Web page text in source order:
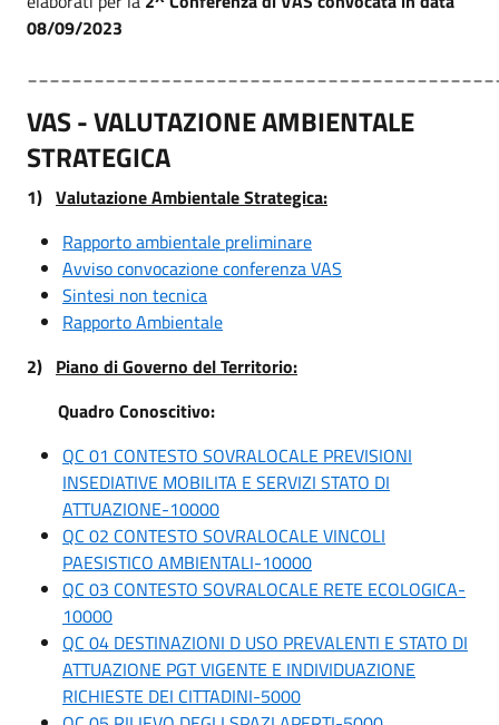
08/09/2023
VAS - VALUTAZIONE AMBIENTALE
STRATEGICA
1) Valutazione Ambientale Strategica:
Rapporto ambientale preliminare
Avviso convocazione conferenza VAS
Sintesi non tecnica
Rapporto Ambientale
2) Piano di Governo del Territorio:
Quadro Conoscitivo:
QC 01 CONTESTO SOVRALOCALE PREVISIONI
INSEDIATIVE MOBILITA E SERVIZI STATO DI
ATTUAZIONE-10000
QC 02 CONTESTO SOVRALOCALE VINCOLI
PAESISTICO AMBIENTALI-10000
QC 03 CONTESTO SOVRALOCALE RETE ECOLOGICA-
10000
QC 04 DESTINAZIONI D USO PREVALENTI E STATO DI
ATTUAZIONE PGT VIGENTE E INDIVIDUAZIONE
RICHIESTE DEI CITTADINI-5000